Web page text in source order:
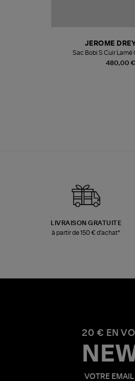
480,00 €
JEROME
Sac Bobi S Cuir Lamé
LIVRAISON GRATUITE
à partir de 150 € d'achat*
20 € EN